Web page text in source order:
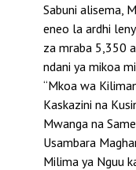
Sabuni alisema,
eneo la ardhi
za mraba 5,350
ndani ya mikoa
“Mkoa wa
Kaskazini na
Mwanga na
Usambara
Milima ya Nguu